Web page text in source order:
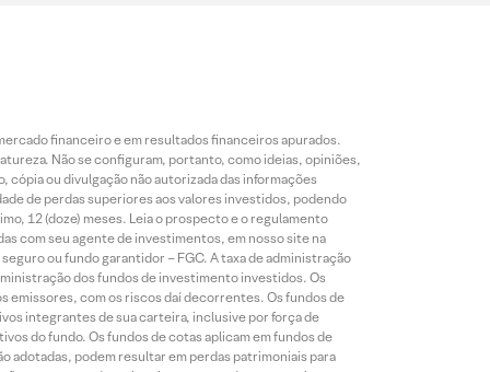
financeiro e em resultados financeiros apurados.
Não se configuram, portanto, como ideias, opiniões,
ou divulgação não autorizada das informações
de perdas superiores aos valores investidos, podendo
12 (doze) meses. Leia o prospecto e o regulamento
com seu agente de investimentos, em nosso site na
ou fundo garantidor – FGC. A taxa de administração
dos fundos de investimento investidos. Os
emissores, com os riscos daí decorrentes. Os fundos de
integrantes de sua carteira, inclusive por força de
do fundo. Os fundos de cotas aplicam em fundos de
adotadas, podem resultar em perdas patrimoniais para